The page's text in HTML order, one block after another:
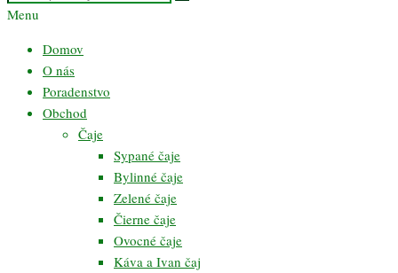
Menu
Domov
O nás
Poradenstvo
Obchod
Čaje
Sypané čaje
Bylinné čaje
Zelené čaje
Čierne čaje
Ovocné čaje
Káva a Ivan čaj